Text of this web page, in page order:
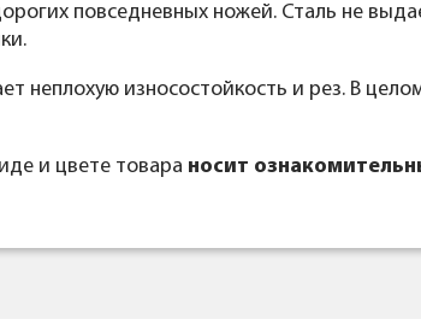
повседневных ножей. Сталь не
неплохую износостойкость и рез. В
и цвете товара носит